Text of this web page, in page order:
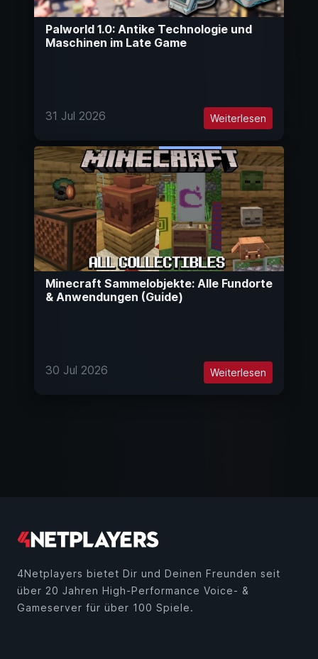
Palworld 1.0: Antike Technologie und
Maschinen im Late Game
31 Jul 2026 Weiterlesen
Minecraft Sammelobjekte: Alle Fundorte
& Anwendungen (Guide)
30 Jul 2026 Weiterlesen
4Netplayers bietet Dir und Deinen Freunden seit
über 20 Jahren High-Performance Voice- &
Gameserver für über 100 Spiele.